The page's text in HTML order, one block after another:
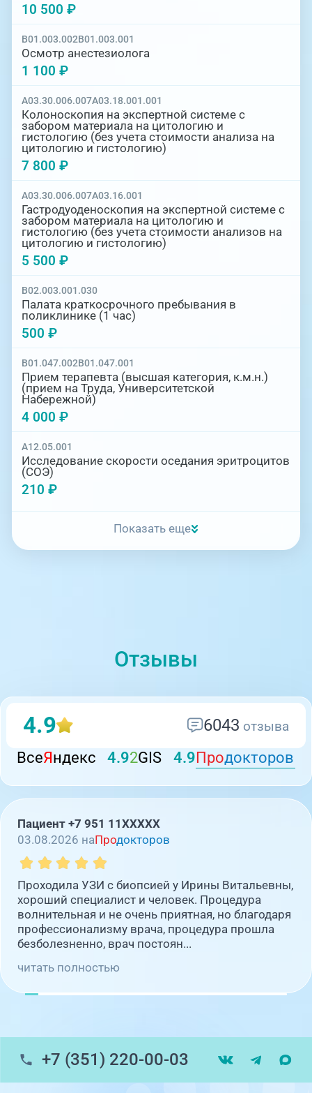
10 500 ₽
B01.003.002B01.003.001
Осмотр анестезиолога
1 100 ₽
A03.30.006.007A03.18.001.001
Колоноскопия на экспертной системе с
забором материала на цитологию и
гистологию (без учета стоимости анализа на
цитологию и гистологию)
7 800 ₽
A03.30.006.007A03.16.001
Гастродуоденоскопия на экспертной системе с
забором материала на цитологию и
гистологию (без учета стоимости анализов на
цитологию и гистологию)
5 500 ₽
B02.003.001.030
Палата краткосрочного пребывания в
поликлинике (1 час)
500 ₽
B01.047.002B01.047.001
Прием терапевта (высшая категория, к.м.н.)
(прием на Труда, Университетской
Набережной)
4 000 ₽
A12.05.001
Исследование скорости оседания эритроцитов
(СОЭ)
210 ₽
Показать еще
Отзывы
4.9 6043 отзыва
ВсеЯ ндекс 4.92GIS 4.9 Продокторов
Пациент +7 951 11XXXXX
03.08.2026 наПродокторов
Проходила УЗИ с биопсией у Ирины Витальевны,
хороший специалист и человек. Процедура
волнительная и не очень приятная, но благодаря
профессионализму врача, процедура прошла
безболезненно, врач постоян...
читать полностью
+7 (351) 220-00-03